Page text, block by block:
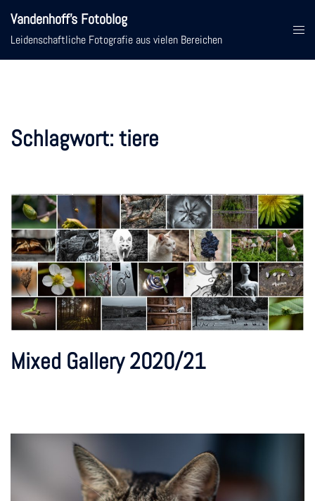
Inhalt
springen
Vandenhoff's Fotoblog
Leidenschaftliche Fotografie aus vielen Bereichen
Menü
Schlagwort: tiere
Mixed Gallery 2020/21